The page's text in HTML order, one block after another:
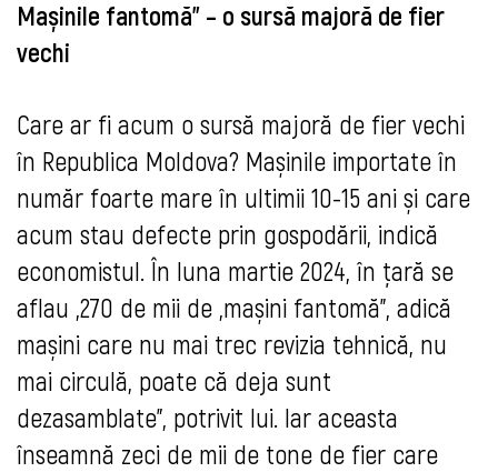
Mașinile fantomă” – o sursă majoră de fier
vechi
Care ar fi acum o sursă majoră de fier vechi
în Republica Moldova? Mașinile importate în
număr foarte mare în ultimii 10-15 ani și care
acum stau defecte prin gospodării, indică
economistul. În luna martie 2024, în țară se
aflau „270 de mii de „mașini fantomă”, adică
mașini care nu mai trec revizia tehnică, nu
mai circulă, poate că deja sunt
dezasamblate”, potrivit lui. Iar aceasta
înseamnă zeci de mii de tone de fier care